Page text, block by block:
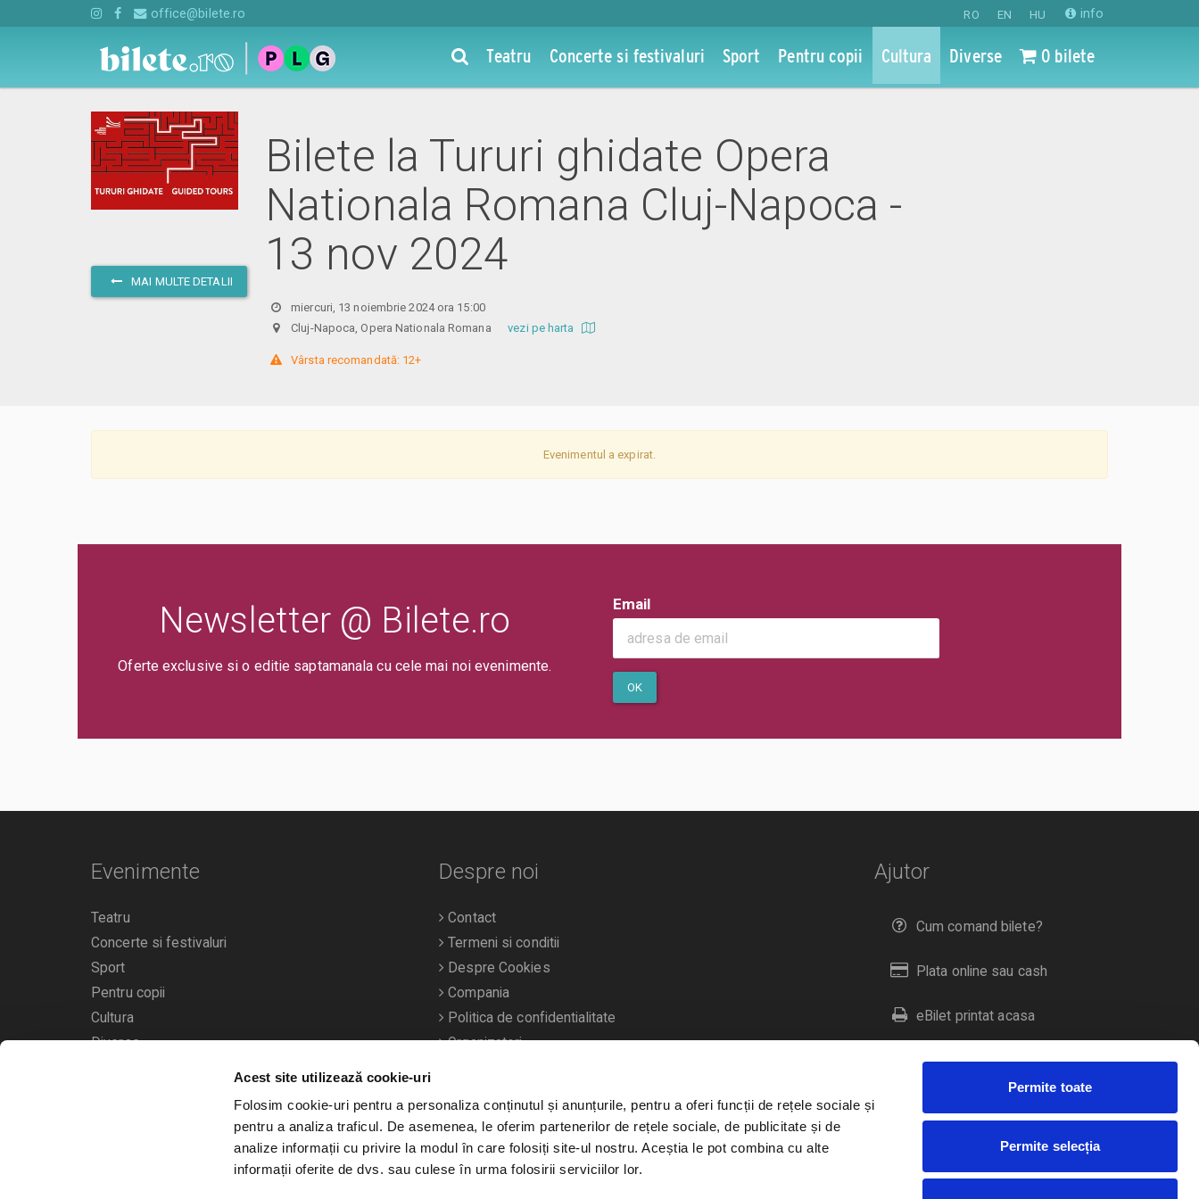
Acest site utilizează cookie-uri
Folosim cookie-uri pentru a personaliza conținutul și anunțurile, pentru a oferi funcții de rețele sociale și
pentru a analiza traficul. De asemenea, le oferim partenerilor de rețele sociale, de publicitate și de
analize informații cu privire la modul în care folosiți site-ul nostru. Aceștia le pot combina cu alte
informații oferite de dvs. sau culese în urma folosirii serviciilor lor.
Permite toate
Permite selecția
RO EN HU info
office@bilete.ro
Teatru Concerte si festivaluri Sport Pentru copii Cultura Diverse 0 bilete
MAI MULTE DETALII
Bilete la Tururi ghidate Opera
Nationala Romana Cluj-Napoca -
13 nov 2024
miercuri, 13 noiembrie 2024 ora 15:00
Cluj-Napoca, Opera Nationala Romanavezi pe harta
Vârsta recomandată: 12+
Evenimentul a expirat.
Newsletter @ Bilete.ro
Oferte exclusive si o editie saptamanala cu cele mai noi evenimente.
Email
OK
Ajutor
Cum comand bilete?
Plata online sau cash
eBilet printat acasa
Livrare prin curier
Duplicare bilete
Evenimente
Teatru
Concerte si festivaluri
Sport
Pentru copii
Cultura
Diverse
Calendarul evenimentelor
Despre noi
Contact
Termeni si conditii
Despre Cookies
Compania
Politica de confidentialitate
Organizatori